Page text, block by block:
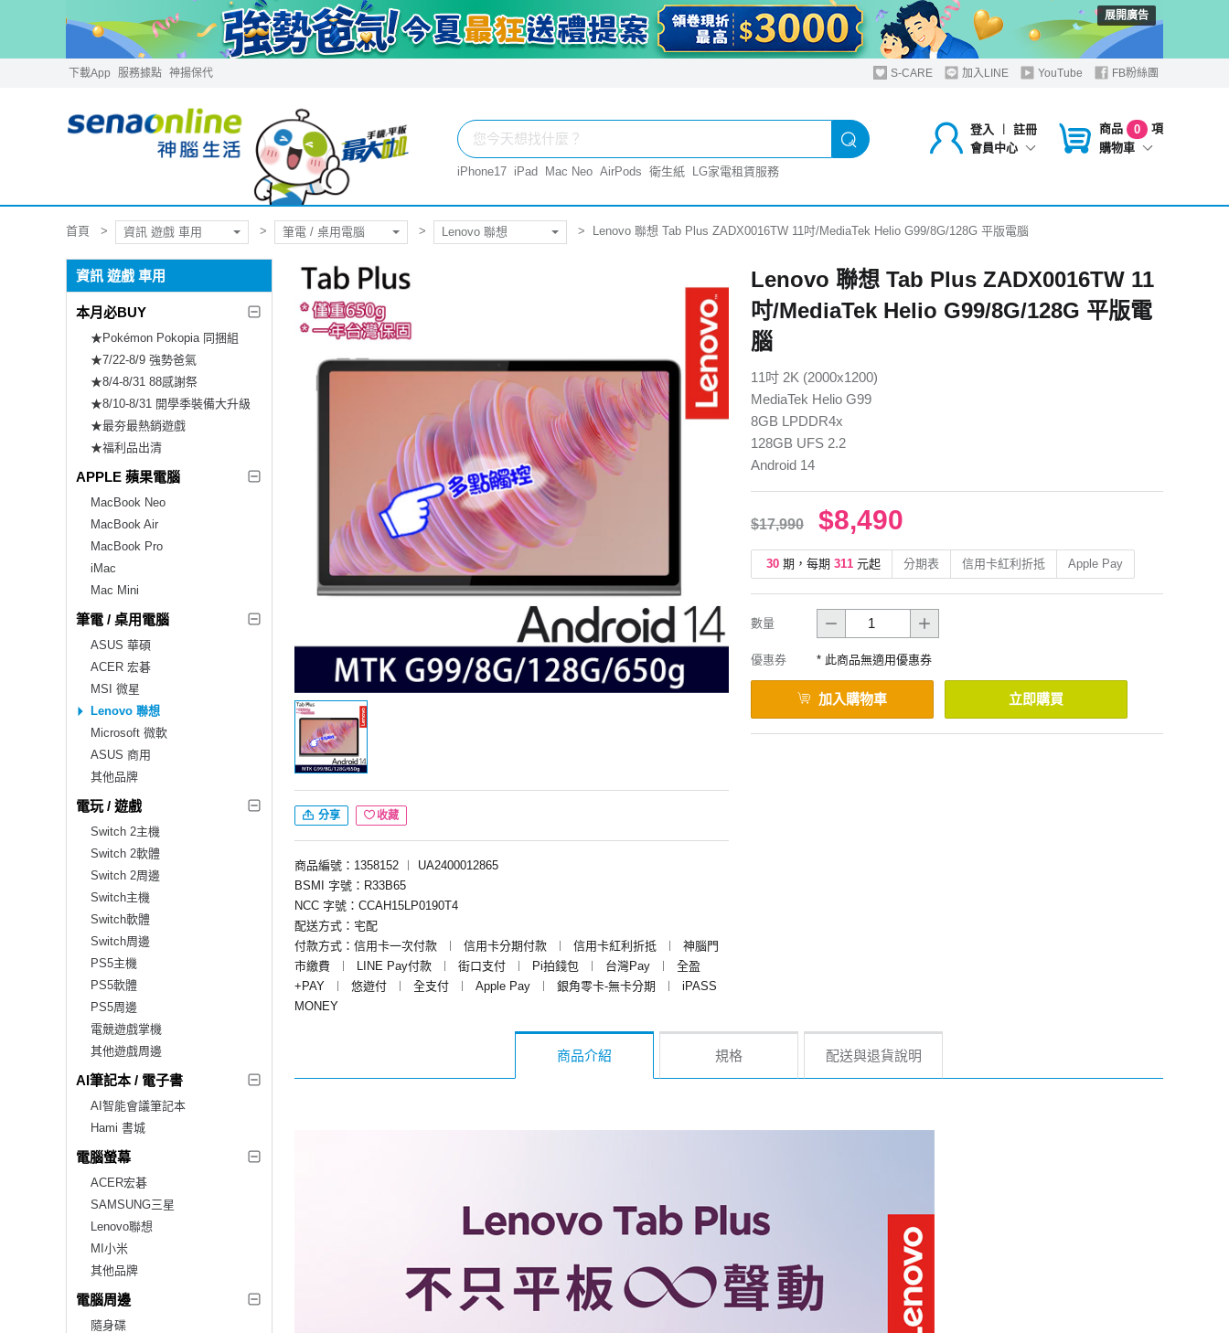
展開廣告
下載App 服務據點 神揚保代 S-CARE 加入LINE YouTube FB粉絲團
登入 ︱
註冊
會員中心
商品 0
項
購物車
iPhone17 iPad Mac Neo AirPods 衛生紙 LG家電租賃服務
首頁 資訊 遊戲 車用 筆電 / 桌用電腦 Lenovo 聯想 Lenovo 聯想 Tab Plus ZADX0016TW 11吋/MediaTek Helio G99/8G/128G 平版電腦
資訊 遊戲 車用
本月必BUY
★Pokémon Pokopia 同捆組
★7/22-8/9 強勢爸氣
★8/4-8/31 88感謝祭
★8/10-8/31 開學季裝備大升級
★最夯最熱銷遊戲
★福利品出清
APPLE 蘋果電腦
MacBook Neo
MacBook Air
MacBook Pro
iMac
Mac Mini
筆電 / 桌用電腦
ASUS 華碩
ACER 宏碁
MSI 微星
Lenovo 聯想
Microsoft 微軟
ASUS 商用
其他品牌
電玩 / 遊戲
Switch 2主機
Switch 2軟體
Switch 2周邊
Switch主機
Switch軟體
Switch周邊
PS5主機
PS5軟體
PS5周邊
電競遊戲掌機
其他遊戲周邊
AI筆記本 / 電子書
AI智能會議筆記本
Hami 書城
電腦螢幕
ACER宏碁
SAMSUNG三星
Lenovo聯想
MI小米
其他品牌
電腦周邊
隨身碟
分享 收藏
商品編號：1358152 ︱
UA2400012865
BSMI 字號：R33B65
NCC 字號：CCAH15LP0190T4
配送方式：宅配
付款方式：信用卡一次付款
︱ 信用卡分期付款 ︱ 信用卡紅利折抵 ︱
神腦門
市繳費
︱ LINE Pay付款 ︱ 街口支付 ︱ Pi拍錢包 ︱ 台灣Pay ︱
全盈
+PAY
︱ 悠遊付 ︱ 全支付 ︱ Apple Pay ︱ 銀角零卡-無卡分期 ︱
iPASS
MONEY
Lenovo 聯想 Tab Plus ZADX0016TW 11
吋/MediaTek Helio G99/8G/128G 平版電
腦
11吋 2K (2000x1200)
MediaTek Helio G99
8GB LPDDR4x
128GB UFS 2.2
Android 14
$17,990 $8,490
30 期，每期 311 元起 分期表 信用卡紅利折抵 Apple Pay
數量
優惠券 * 此商品無適用優惠券
加入購物車 立即購買
商品介紹 規格 配送與退貨說明